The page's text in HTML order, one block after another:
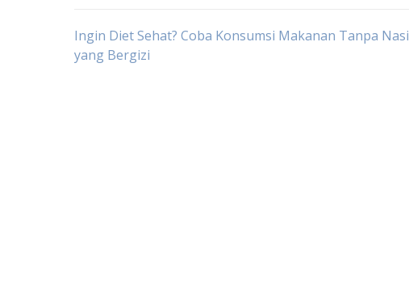
Post
Ingin Diet Sehat? Coba Konsumsi Makanan Tanpa Nasi
yang Bergizi